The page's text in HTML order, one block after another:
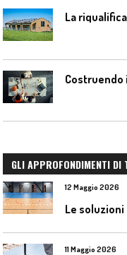
La
Costruendo
GLI APPROFONDIMENTI DI
12 Maggio 2026
Le
11 Maggio 2026